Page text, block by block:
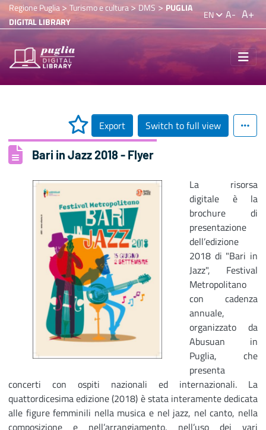
Regione Puglia> Turismo e cultura>DMS > PUGLIA
DIGITAL LIBRARY
EN A- A+
Export Switch to full view
Bari in Jazz 2018 - Flyer
La risorsa
digitale è la
brochure di
presentazione
dell’edizione
2018 di "Bari in
Jazz", Festival
Metropolitano
con cadenza
annuale,
organizzato da
Abusuan in
Puglia, che
presenta
concerti con ospiti nazionali ed internazionali. La
quattordicesima edizione (2018) è stata interamente dedicata
alle figure femminili nella musica e nel jazz, nel canto, nella
composizione e nell’arrangiamento, nell’uso dei vari